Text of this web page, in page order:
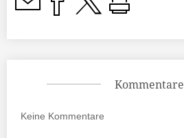
Kommentare
Keine Kommentare